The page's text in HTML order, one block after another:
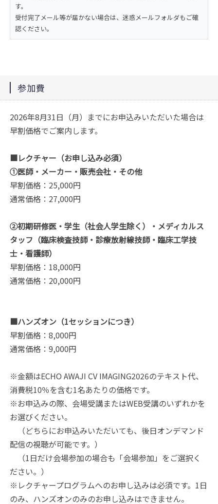
す。
受付完了メール等が届かない場合は、迷惑メールフォルダもご確
認ください。
参加費
2026年8月31日（月）までにお申込みいただいた場合は
早割価格でご案内します。
■レクチャー（お申し込み必須）
①医師・メーカー・販売会社・その他
早割価格：25,000円
通常価格：27,000円
②初期研修医・学生（社会人学生除く）・メディカルス
タッフ（臨床検査技師・診療放射線技師・臨床工学技
士・看護師）
早割価格：18,000円
通常価格：20,000円
■ハンズオン（1セッションにつき）
早割価格：8,000円
通常価格：9,000円
※金額はECHO AWAJI CV IMAGING2026のテキスト代、
消費税10％を含む1名あたりの価格です。
※お申込みの際、会場受講またはWEB受講のいずれかを
お選びください。
（どちらにお申込みいただいても、後日オンデマンド
配信の視聴が可能です。）
（1日だけ会場参加の場合も「会場参加」をご選択く
ださい。）
※レクチャープログラムへのお申し込みは必須です。1日
のみ、ハンズオンのみのお申し込みはできません。